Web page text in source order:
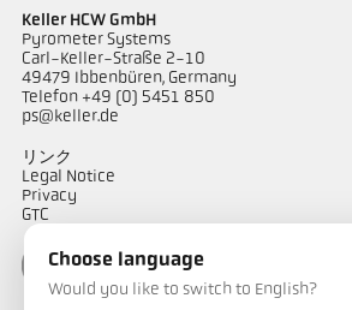
Keller HCW GmbH
Pyrometer Systems
Carl-Keller-Straße 2-10
49479 Ibbenbüren, Germany
Telefon +49 (0) 5451 850
ps@keller.de
リンク
Legal Notice
Privacy
GTC
Choose language
Would you like to switch to English?